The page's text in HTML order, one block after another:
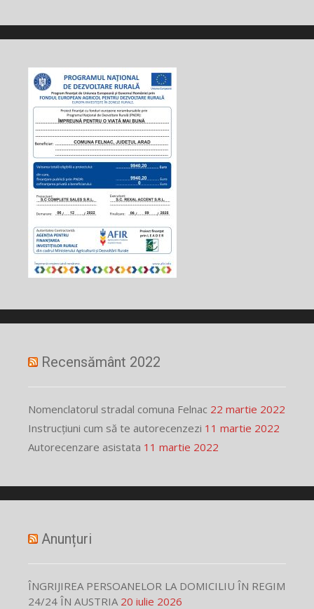
Recensământ 2022
Nomenclatorul stradal comuna Felnac 22 martie 2022
Instrucțiuni cum să te autorecenzezi 11 martie 2022
Autorecenzare asistata 11 martie 2022
Anunțuri
ÎNGRIJIREA PERSOANELOR LA DOMICILIU ÎN REGIM
24/24 ÎN AUSTRIA 20 iulie 2026